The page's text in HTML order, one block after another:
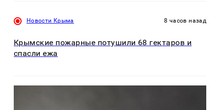
Новости Крыма 8 часов назад
Крымские пожарные потушили 68 гектаров и
спасли ежа